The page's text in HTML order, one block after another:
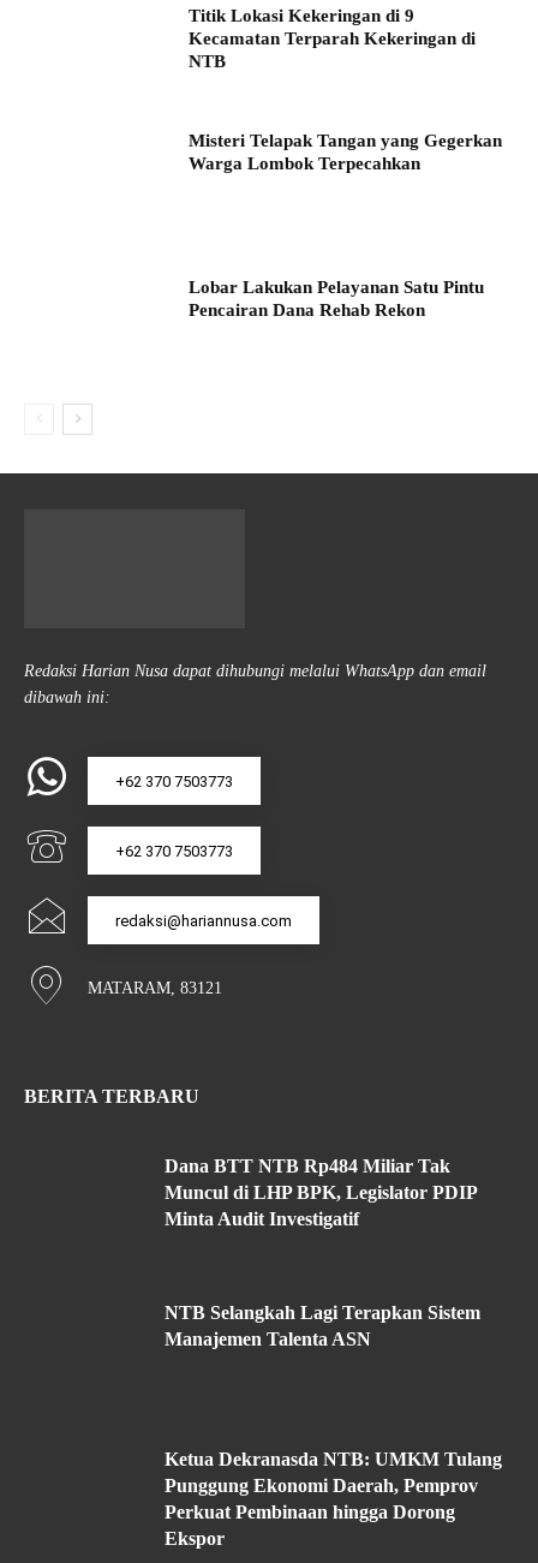
Titik Lokasi Kekeringan di 9
Kecamatan Terparah Kekeringan di
NTB
Misteri Telapak Tangan yang Gegerkan
Warga Lombok Terpecahkan
Lobar Lakukan Pelayanan Satu Pintu
Pencairan Dana Rehab Rekon
Redaksi Harian Nusa dapat dihubungi melalui WhatsApp dan email
dibawah ini:
+62 370 7503773
+62 370 7503773
redaksi@hariannusa.com
MATARAM, 83121
BERITA TERBARU
Dana BTT NTB Rp484 Miliar Tak
Muncul di LHP BPK, Legislator PDIP
Minta Audit Investigatif
NTB Selangkah Lagi Terapkan Sistem
Manajemen Talenta ASN
Ketua Dekranasda NTB: UMKM Tulang
Punggung Ekonomi Daerah, Pemprov
Perkuat Pembinaan hingga Dorong
Ekspor